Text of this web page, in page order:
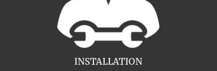
INSTALLATION